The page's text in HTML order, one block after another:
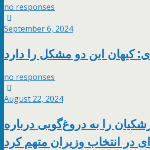
no responses
September 6, 2024
کیهان این دو مشکل را دارد
no responses
August 22, 2024
را به دروغ‌گویی درباره
در انتخاب وزیران متهم کرد